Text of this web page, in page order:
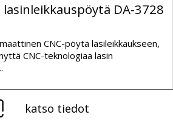
DA-3728
CNC-pöytä lasileikkaukseen,
CNC-teknologiaa lasin
katso tiedot